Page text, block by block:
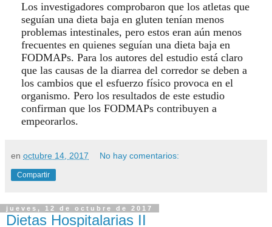
Los investigadores comprobaron que los atletas que
seguían una dieta baja en gluten tenían menos
problemas intestinales, pero estos eran aún menos
frecuentes en quienes seguían una dieta baja en
FODMAPs. Para los autores del estudio está claro
que las causas de la diarrea del corredor se deben a
los cambios que el esfuerzo físico provoca en el
organismo. Pero los resultados de este estudio
confirman que los FODMAPs contribuyen a
empeorarlos.
en octubre 14, 2017 No hay comentarios:
Compartir
jueves, 12 de octubre de 2017
Dietas Hospitalarias II